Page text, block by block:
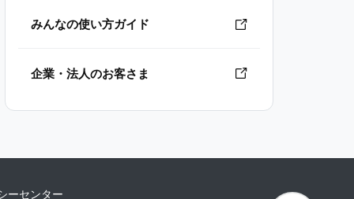
みんなの使い方ガイド
企業・法人のお客さま
ーセンター